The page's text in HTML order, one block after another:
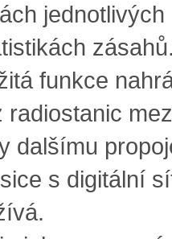
funkce
radiostanic
dalšímu
s digitální